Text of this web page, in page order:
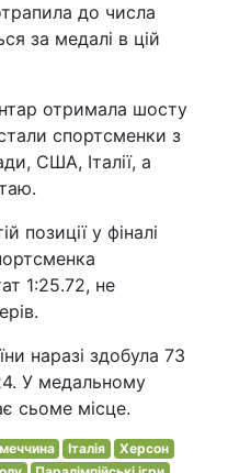
до числа
за медалі в цій
отримала шосту
спортсменки з
США, Італії, а
позиції у фіналі
1:25.72, не
наразі здобула 73
У медальному
сьоме місце.
Італія
Херсон